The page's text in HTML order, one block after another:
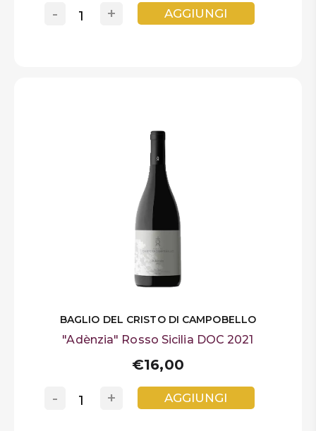
+
- AGGIUNGI
BAGLIO DEL CRISTO DI CAMPOBELLO
"Adènzia" Rosso Sicilia DOC 2021
€16,00
+
- AGGIUNGI